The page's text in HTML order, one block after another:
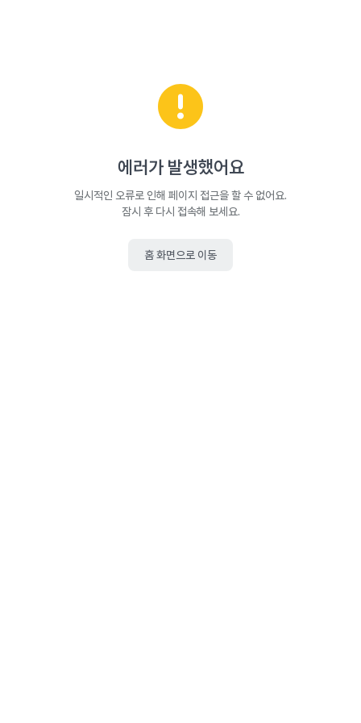
에러가 발생했어요
일시적인 오류로 인해 페이지 접근을 할 수 없어요.
잠시 후 다시 접속해 보세요.
홈 화면으로 이동